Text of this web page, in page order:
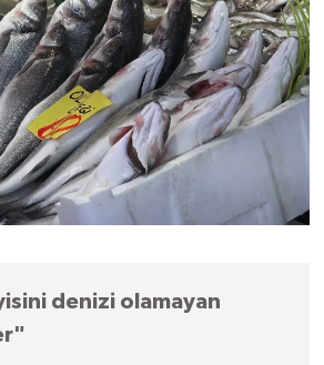
denizi olamayan